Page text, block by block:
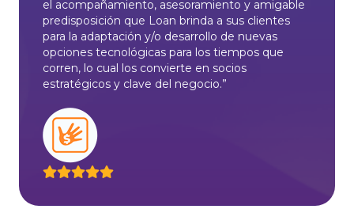
el acompañamiento, asesoramiento y amigable
predisposición que Loan brinda a sus clientes
para la adaptación y/o desarrollo de nuevas
opciones tecnológicas para los tiempos que
corren, lo cual los convierte en socios
estratégicos y clave del negocio.”